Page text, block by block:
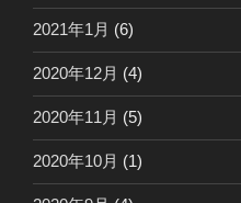
2021年1月 (6)
2020年12月 (4)
2020年11月 (5)
2020年10月 (1)